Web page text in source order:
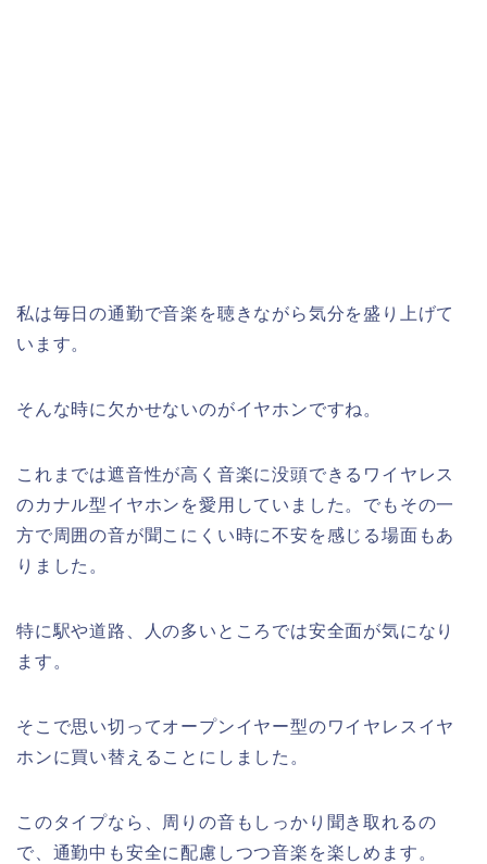
私は毎日の通勤で音楽を聴きながら気分を盛り上げて
います。
そんな時に欠かせないのがイヤホンですね。
これまでは遮音性が高く音楽に没頭できるワイヤレス
のカナル型イヤホンを愛用していました。でもその一
方で周囲の音が聞こにくい時に不安を感じる場面もあ
りました。
特に駅や道路、人の多いところでは安全面が気になり
ます。
そこで思い切ってオープンイヤー型のワイヤレスイヤ
ホンに買い替えることにしました。
このタイプなら、周りの音もしっかり聞き取れるの
で、通勤中も安全に配慮しつつ音楽を楽しめます。